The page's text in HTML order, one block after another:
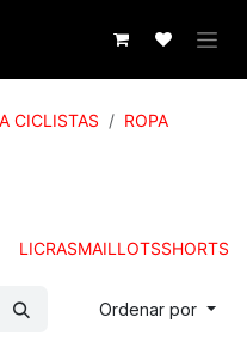
CICLISTAS
ROPA
LICRASMAILLOTSSHORTS
Ordenar por